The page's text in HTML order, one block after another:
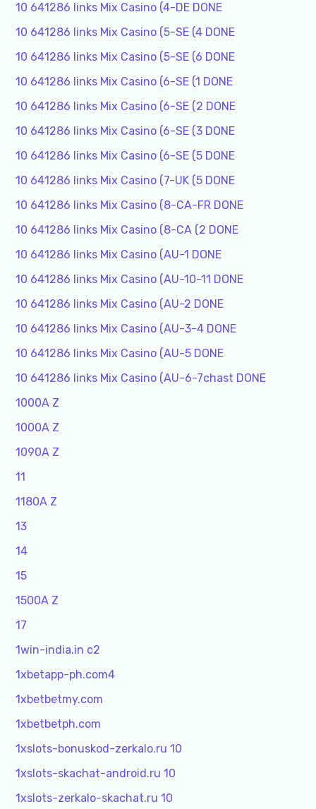
10 641286 links Mix Casino (4-DE DONE
10 641286 links Mix Casino (5-SE (4 DONE
10 641286 links Mix Casino (5-SE (6 DONE
10 641286 links Mix Casino (6-SE (1 DONE
10 641286 links Mix Casino (6-SE (2 DONE
10 641286 links Mix Casino (6-SE (3 DONE
10 641286 links Mix Casino (6-SE (5 DONE
10 641286 links Mix Casino (7-UK (5 DONE
10 641286 links Mix Casino (8-CA-FR DONE
10 641286 links Mix Casino (8-CA (2 DONE
10 641286 links Mix Casino (AU-1 DONE
10 641286 links Mix Casino (AU-10-11 DONE
10 641286 links Mix Casino (AU-2 DONE
10 641286 links Mix Casino (AU-3-4 DONE
10 641286 links Mix Casino (AU-5 DONE
10 641286 links Mix Casino (AU-6-7chast DONE
1000A Z
1000A Z
1090A Z
11
1180A Z
13
14
15
1500A Z
17
1win-india.in c2
1xbetapp-ph.com4
1xbetbetmy.com
1xbetbetph.com
1xslots-bonuskod-zerkalo.ru 10
1xslots-skachat-android.ru 10
1xslots-zerkalo-skachat.ru 10